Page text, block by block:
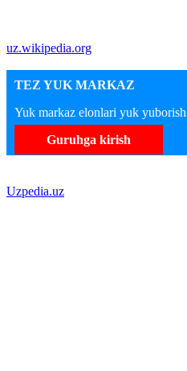
uz.wikipedia.org
TEZ YUK MARKAZ
Yuk markaz elonlari yuk
Guruhga kirish
Uzpedia.uz